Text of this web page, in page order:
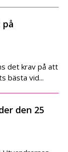
på
det krav på att
bästa vid...
den 25